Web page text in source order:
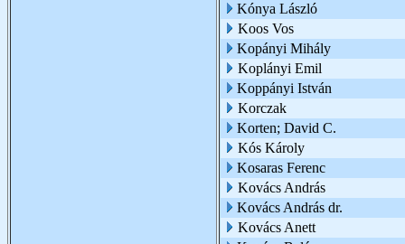
Kónya László
Koos Vos
Kopányi Mihály
Koplányi Emil
Koppányi István
Korczak
Korten; David C.
Kós Károly
Kosaras Ferenc
Kovács András
Kovács András dr.
Kovács Anett